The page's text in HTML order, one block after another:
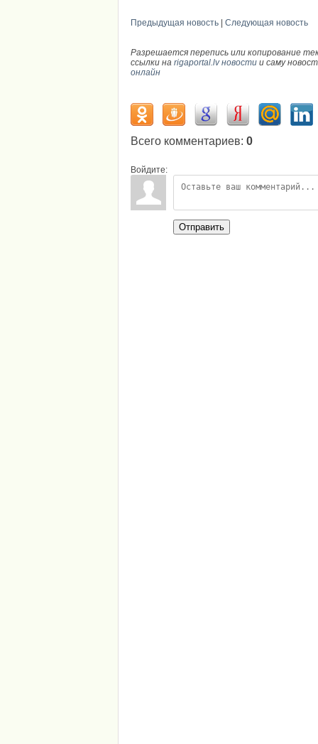
Предыдущая новость Следующая новость
Разрешается перепись или копирование
ссылки на rigaportal.lv новости и саму
онлайн
Всего комментариев: 0
Войдите:
Отправить